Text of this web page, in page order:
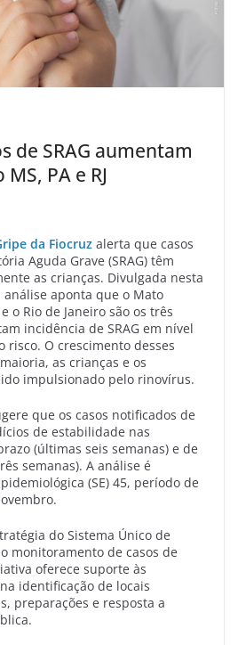
de SRAG aumentam
PA e RJ
da Fiocruz alerta que casos
Aguda Grave (SRAG) têm
as crianças. Divulgada nesta
aponta que o Mato
o Rio de Janeiro são os três
incidência de SRAG em nível
risco. O crescimento desses
as crianças e os
impulsionado pelo rinovírus.
que os casos notificados de
de estabilidade nas
(últimas seis semanas) e de
semanas). A análise é
(SE) 45, período de
do Sistema Único de
monitoramento de casos de
oferece suporte às
identificação de locais
preparações e resposta a